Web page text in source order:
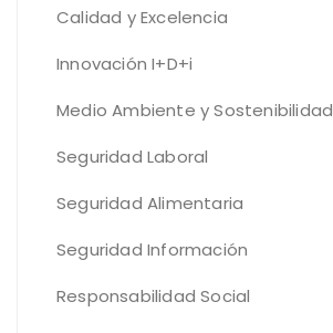
Calidad y Excelencia
Innovación I+D+i
Medio Ambiente y Sostenibilidad
Seguridad Laboral
Seguridad Alimentaria
Seguridad Información
Responsabilidad Social